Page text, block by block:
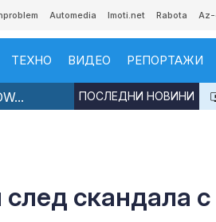
Automedia Imoti.net Rabota
ТЕХНО ВИДЕО РЕПОРТАЖИ
ПОСЛЕДНИ НОВИНИ
скандала с